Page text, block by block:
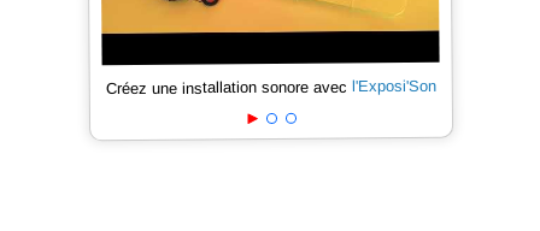
Créez une installation sonore avec l'Exposi'Son